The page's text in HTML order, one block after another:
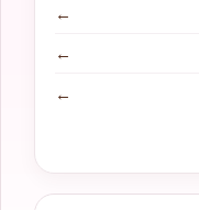
←
←
←